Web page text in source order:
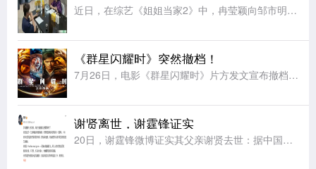
近日，在综艺《姐姐当家2》中，冉莹颖向邹市明提议设立“家庭共管账户”，按收入比例承担家庭开销，引发网友热议。在节目中，冉莹颖提出和邹市明按收入比例注入资金用于共同开销，剩余部分各自支配，过上“AA制家
《群星闪耀时》突然撤档！
7月26日，电影《群星闪耀时》片方发文宣布撤档：经过团队的慎重考虑，我们决定调整《群星闪耀时》的上映计划。电影《群星闪耀时》是一部以中国航天事业为背景的科幻电影，承载着对几代航天人的敬意。这部电影里有
谢贤离世，谢霆锋证实
20日，谢霆锋微博证实其父亲谢贤去世：据中国新闻网援引《星岛头条》报道称，正在内地筹备于7月25至26日举行演唱会的儿子谢霆锋，已紧急低调返回香港，为爸爸谢贤处理后事安排，有消息称为尊重四哥生前意愿，